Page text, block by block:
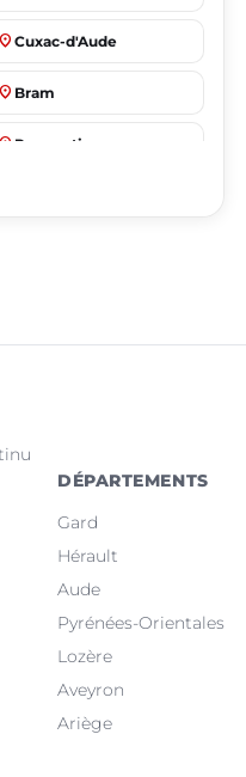
place Cuxac-d'Aude
place Bram
place Pennautier
DÉPARTEMENTS
Gard
Hérault
Aude
Pyrénées-Orientales
Lozère
Aveyron
Ariège